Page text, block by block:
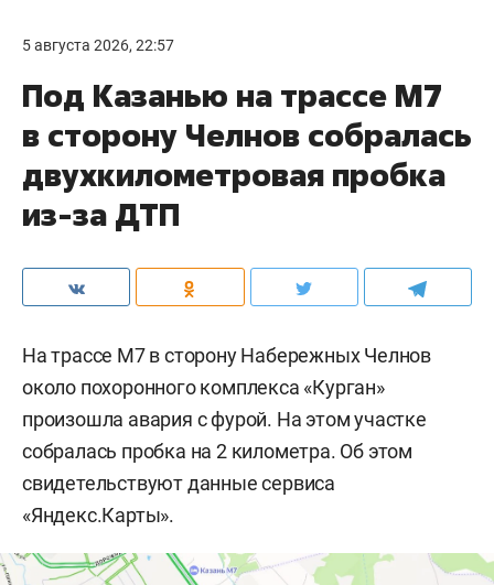
5 августа 2026, 22:57
Под Казанью на трассе М7
в сторону Челнов собралась
двухкилометровая пробка
из-за ДТП
На трассе М7 в сторону Набережных Челнов
около похоронного комплекса «Курган»
произошла авария с фурой. На этом участке
собралась пробка на 2 километра. Об этом
свидетельствуют данные сервиса
«Яндекс.Карты».